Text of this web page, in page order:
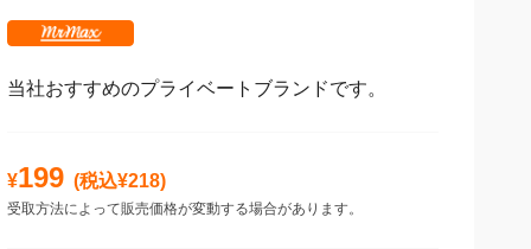
当社おすすめのプライベートブランドです。
¥199 (税込¥218)
受取方法によって販売価格が変動する場合があります。